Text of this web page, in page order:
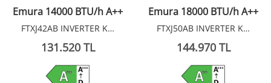
Emura 14000 BTU/h A++
FTXJ42AB INVERTER KLİMA R32
131.520 TL
Emura 18000 BTU/h A++
FTXJ50AB INVERTER KLİMA R32
144.970 TL